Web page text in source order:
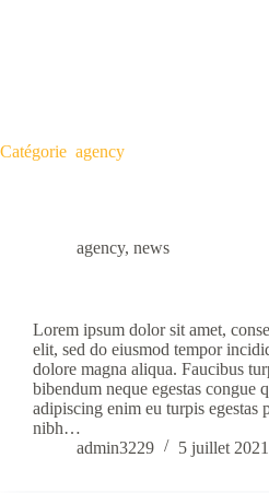
Catégorie agency
agency, news
Lorem ipsum dolor sit amet,
elit, sed do eiusmod tempor
dolore magna aliqua. Faucibus
bibendum neque egestas congue
adipiscing enim eu turpis egestas
nibh…
admin3229
5 juillet 2021